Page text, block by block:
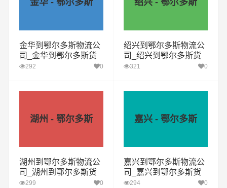
金华 - 鄂尔多斯
金华到鄂尔多斯物流公
司_金华到鄂尔多斯货
运专线
292 0
绍兴 - 鄂尔多斯
绍兴到鄂尔多斯物流公
司_绍兴到鄂尔多斯货
运专线
321 0
湖州 - 鄂尔多斯
湖州到鄂尔多斯物流公
司_湖州到鄂尔多斯货
运专线
299 0
嘉兴 - 鄂尔多斯
嘉兴到鄂尔多斯物流公
司_嘉兴到鄂尔多斯货
运专线
294 0